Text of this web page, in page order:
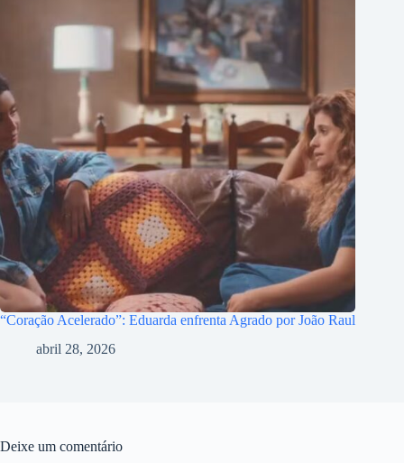
“Coração Acelerado”: Eduarda enfrenta Agrado por João Raul
abril 28, 2026
Deixe um comentário